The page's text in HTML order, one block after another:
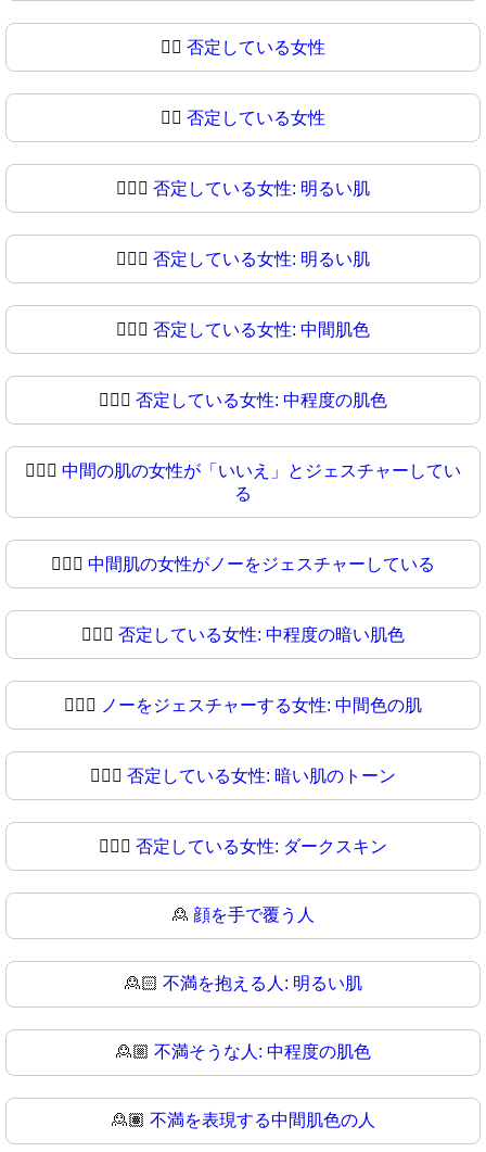
🙍‍♀️ 否定している女性
🙍‍♀ 否定している女性
🙍🏻‍♀️ 否定している女性: 明るい肌
🙍🏻‍♀ 否定している女性: 明るい肌
🙍🏼‍♀️ 否定している女性: 中間肌色
🙍🏼‍♀ 否定している女性: 中程度の肌色
🙍🏽‍♀️ 中間の肌の女性が「いいえ」とジェスチャーしてい
る
🙍🏽‍♀ 中間肌の女性がノーをジェスチャーしている
🙍🏾‍♀️ 否定している女性: 中程度の暗い肌色
🙍🏾‍♀ ノーをジェスチャーする女性: 中間色の肌
🙍🏿‍♀️ 否定している女性: 暗い肌のトーン
🙍🏿‍♀ 否定している女性: ダークスキン
🙎 顔を手で覆う人
🙎🏻 不満を抱える人: 明るい肌
🙎🏼 不満そうな人: 中程度の肌色
🙎🏽 不満を表現する中間肌色の人